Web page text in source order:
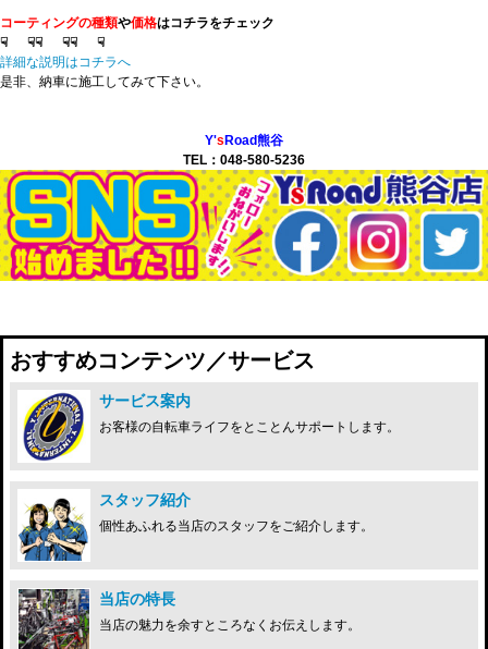
コーティングの種類や価格はコチラをチェック
☟ ☟☟ ☟☟ ☟
詳細な説明はコチラへ
是非、納車に施工してみて下さい。
Y'sRoad熊谷
TEL：048-580-5236
おすすめコンテンツ／サービス
サービス案内
お客様の自転車ライフをとことんサポートします。
スタッフ紹介
個性あふれる当店のスタッフをご紹介します。
当店の特長
当店の魅力を余すところなくお伝えします。